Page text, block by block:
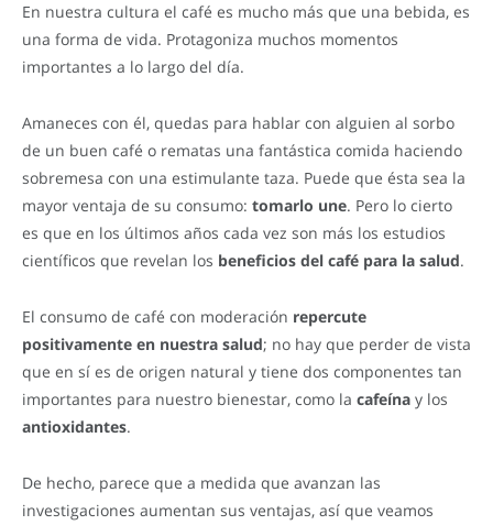
En nuestra cultura el café es mucho más que una bebida, es
una forma de vida. Protagoniza muchos momentos
importantes a lo largo del día.
Amaneces con él, quedas para hablar con alguien al sorbo
de un buen café o rematas una fantástica comida haciendo
sobremesa con una estimulante taza. Puede que ésta sea la
mayor ventaja de su consumo: tomarlo une. Pero lo cierto
es que en los últimos años cada vez son más los estudios
científicos que revelan los beneficios del café para la salud.
El consumo de café con moderación repercute
positivamente en nuestra salud; no hay que perder de vista
que en sí es de origen natural y tiene dos componentes tan
importantes para nuestro bienestar, como la cafeína y los
antioxidantes.
De hecho, parece que a medida que avanzan las
investigaciones aumentan sus ventajas, así que veamos